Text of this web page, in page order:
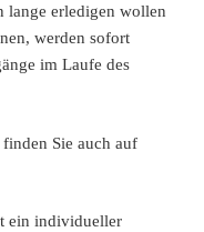
lange erledigen wollen
werden sofort
im Laufe des
Sie auch auf
ein individueller